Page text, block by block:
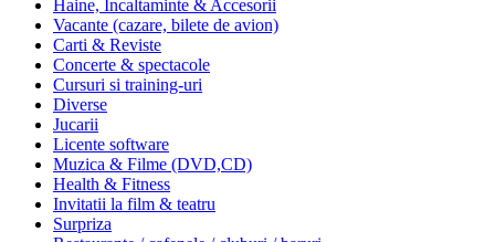
Haine, Incaltaminte & Accesorii
Vacante (cazare, bilete de avion)
Carti & Reviste
Concerte & spectacole
Cursuri si training-uri
Diverse
Jucarii
Licente software
Muzica & Filme (DVD,CD)
Health & Fitness
Invitatii la film & teatru
Surpriza